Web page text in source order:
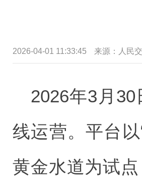
2026-04-01 11:33:45 来源： 人民
2026年3月
线运营。平台
黄金水道为试